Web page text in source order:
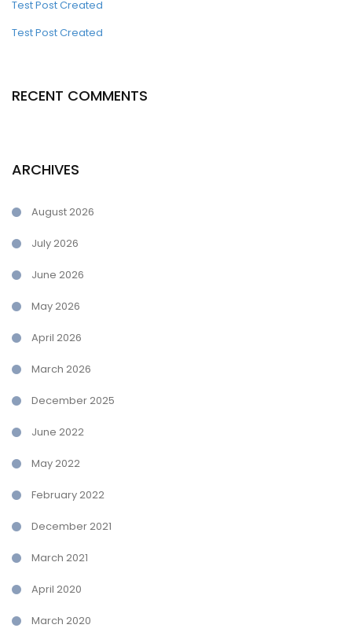
Test Post Created
Test Post Created
RECENT COMMENTS
ARCHIVES
August 2026
July 2026
June 2026
May 2026
April 2026
March 2026
December 2025
June 2022
May 2022
February 2022
December 2021
March 2021
April 2020
March 2020